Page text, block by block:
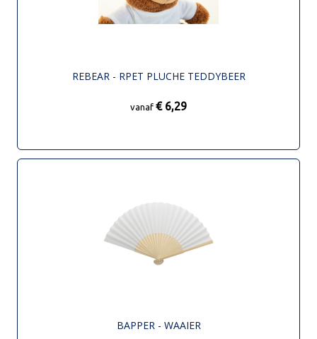
REBEAR - RPET PLUCHE TEDDYBEER
vanaf € 6,29
BAPPER - WAAIER